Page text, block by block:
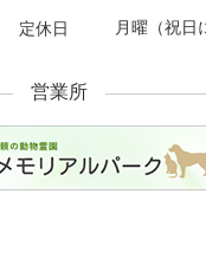
定休日 月曜 （祝
営業所